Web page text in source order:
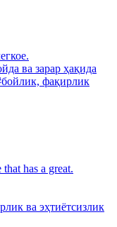
ва зарар ҳақида
фақирлик
has a great.
ва эҳтиётсизлик